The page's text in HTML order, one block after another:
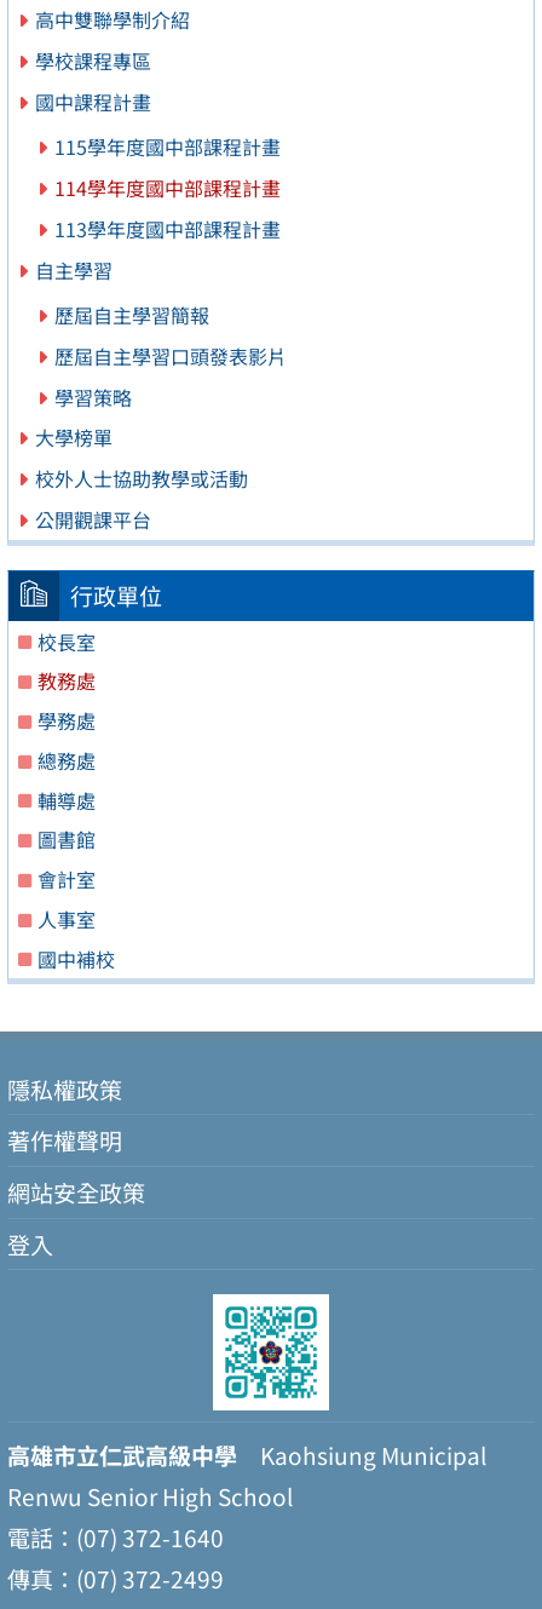
高中雙聯學制介紹
學校課程專區
國中課程計畫
115學年度國中部課程計畫
114學年度國中部課程計畫
113學年度國中部課程計畫
自主學習
歷屆自主學習簡報
歷屆自主學習口頭發表影片
學習策略
大學榜單
校外人士協助教學或活動
公開觀課平台
行政單位
校長室
教務處
學務處
總務處
輔導處
圖書館
會計室
人事室
國中補校
隱私權政策
著作權聲明
網站安全政策
登入
高雄市立仁武高級中學 Kaohsiung Municipal
Renwu Senior High School
電話：(07) 372-1640
傳真：(07) 372-2499